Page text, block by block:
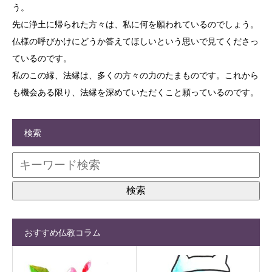
う。
先に浄土に帰られた方々は、私に何を願われているのでしょう。
仏様の呼びかけにどうか答えてほしいという思いで見てくださっ
ているのです。
私のこの縁、法縁は、多くの方々の力のたまものです。これから
も機会ある限り、法縁を深めていただくこと願っているのです。
検索
おすすめ仏教コラム